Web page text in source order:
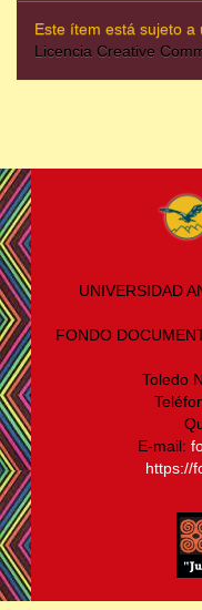
Este ítem está sujeto a
Licencia Creative
UNIVERSIDAD
FONDO
Toledo
E-mail:
https://